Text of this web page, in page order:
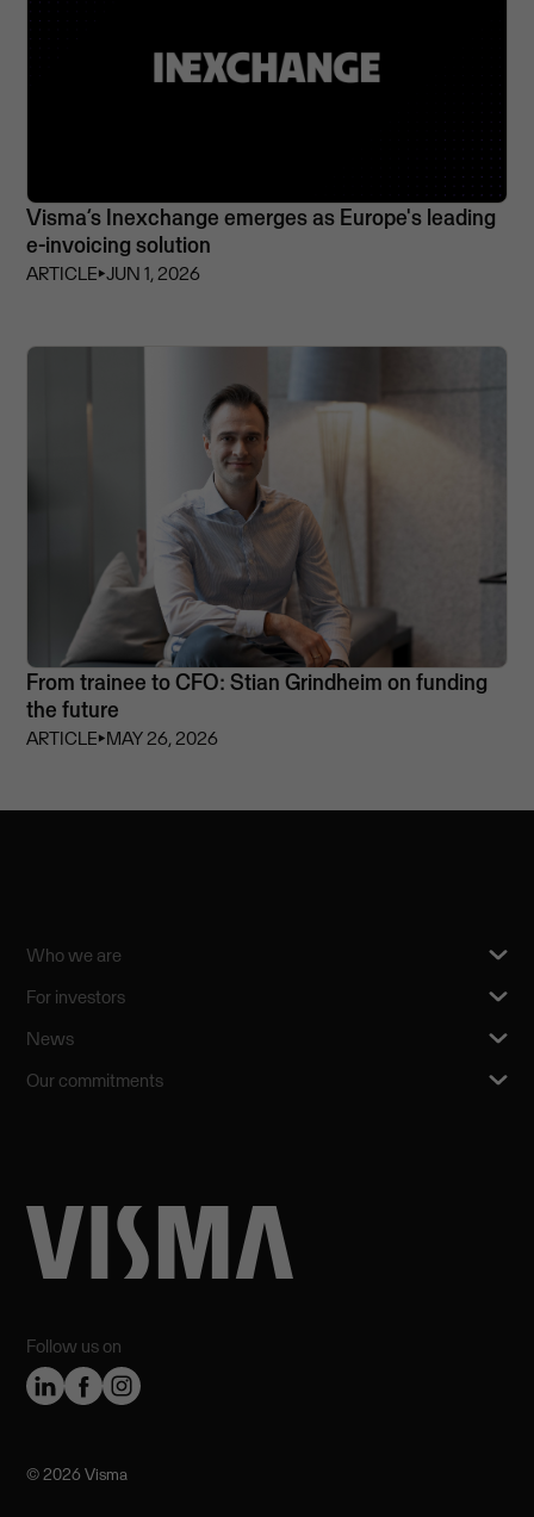
Visma’s Inexchange emerges as Europe's leading
e-invoicing solution
ARTICLE⏵JUN 1, 2026
From trainee to CFO: Stian Grindheim on funding
the future
ARTICLE⏵MAY 26, 2026
Follow us on
Who we are
For investors
News
Our commitments
©️ 2026 Visma